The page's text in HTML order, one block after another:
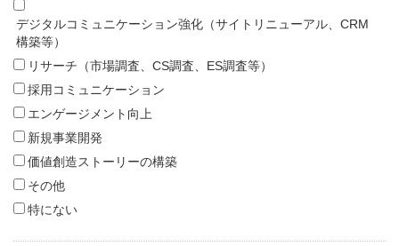
デジタルコミュニケーション強化（サイトリニューアル、CRM
構築等）
リサーチ（市場調査、CS調査、ES調査等）
採用コミュニケーション
エンゲージメント向上
新規事業開発
価値創造ストーリーの構築
その他
特にない